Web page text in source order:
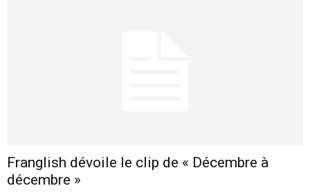
Franglish dévoile le clip de « Décembre à
décembre »